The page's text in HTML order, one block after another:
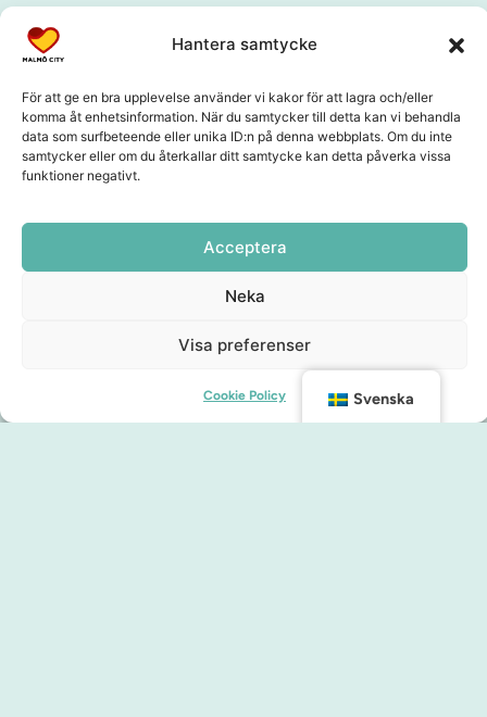
Hantera samtycke
För att ge en bra upplevelse använder vi kakor för att lagra och/eller
komma åt enhetsinformation. När du samtycker till detta kan vi behandla
data som surfbeteende eller unika ID:n på denna webbplats. Om du inte
samtycker eller om du återkallar ditt samtycke kan detta påverka vissa
funktioner negativt.
Acceptera
Neka
Visa preferenser
Cookie Policy Svenska